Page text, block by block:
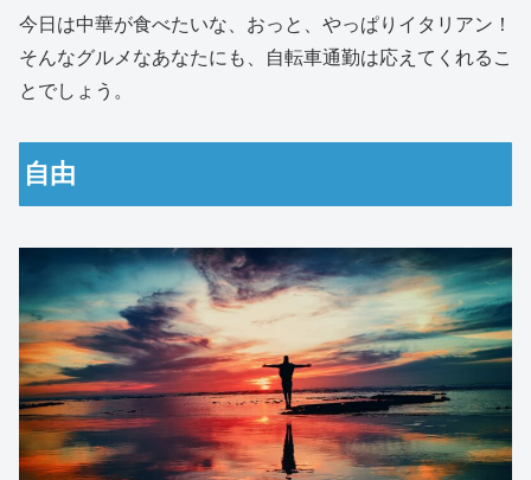
今日は中華が食べたいな、おっと、やっぱりイタリアン！
そんなグルメなあなたにも、自転車通勤は応えてくれるこ
とでしょう。
自由